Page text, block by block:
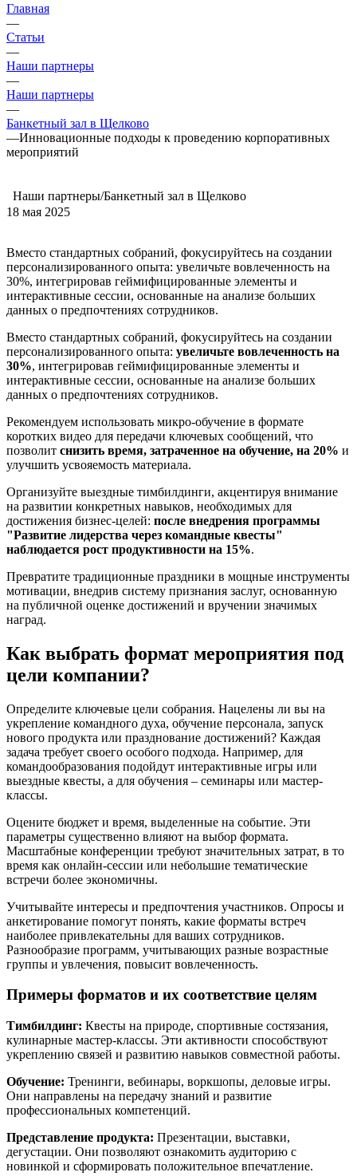
Главная
—
Статьи
—
Наши партнеры
—
Наши партнеры
—
Банкетный зал в Щелково
—Инновационные подходы к проведению корпоративных
мероприятий
Наши партнеры/Банкетный зал в Щелково
18 мая 2025
Вместо стандартных собраний, фокусируйтесь на создании
персонализированного опыта: увеличьте вовлеченность на
30%, интегрировав геймифицированные элементы и
интерактивные сессии, основанные на анализе больших
данных о предпочтениях сотрудников.
Вместо стандартных собраний, фокусируйтесь на создании
персонализированного опыта: увеличьте вовлеченность на
30%, интегрировав геймифицированные элементы и
интерактивные сессии, основанные на анализе больших
данных о предпочтениях сотрудников.
Рекомендуем использовать микро-обучение в формате
коротких видео для передачи ключевых сообщений, что
позволит снизить время, затраченное на обучение, на 20% и
улучшить усвояемость материала.
Организуйте выездные тимбилдинги, акцентируя внимание
на развитии конкретных навыков, необходимых для
достижения бизнес-целей: после внедрения программы
"Развитие лидерства через командные квесты"
наблюдается рост продуктивности на 15%.
Превратите традиционные праздники в мощные инструменты
мотивации, внедрив систему признания заслуг, основанную
на публичной оценке достижений и вручении значимых
наград.
Как выбрать формат мероприятия под
цели компании?
Определите ключевые цели собрания. Нацелены ли вы на
укрепление командного духа, обучение персонала, запуск
нового продукта или празднование достижений? Каждая
задача требует своего особого подхода. Например, для
командообразования подойдут интерактивные игры или
выездные квесты, а для обучения – семинары или мастер-
классы.
Оцените бюджет и время, выделенные на событие. Эти
параметры существенно влияют на выбор формата.
Масштабные конференции требуют значительных затрат, в то
время как онлайн-сессии или небольшие тематические
встречи более экономичны.
Учитывайте интересы и предпочтения участников. Опросы и
анкетирование помогут понять, какие форматы встреч
наиболее привлекательны для ваших сотрудников.
Разнообразие программ, учитывающих разные возрастные
группы и увлечения, повысит вовлеченность.
Примеры форматов и их соответствие целям
Тимбилдинг: Квесты на природе, спортивные состязания,
кулинарные мастер-классы. Эти активности способствуют
укреплению связей и развитию навыков совместной работы.
Обучение: Тренинги, вебинары, воркшопы, деловые игры.
Они направлены на передачу знаний и развитие
профессиональных компетенций.
Представление продукта: Презентации, выставки,
дегустации. Они позволяют ознакомить аудиторию с
новинкой и сформировать положительное впечатление.